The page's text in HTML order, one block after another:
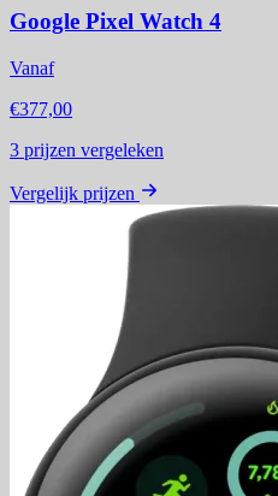
Google Pixel Watch 4
Vanaf
€377,00
3 prijzen vergeleken
Vergelijk prijzen